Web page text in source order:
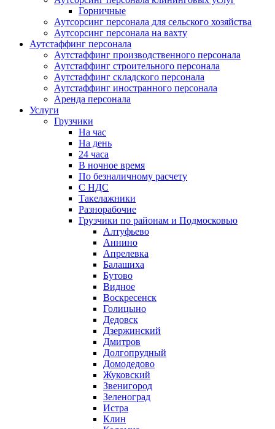
Горничные
Аутсорсинг персонала для сельского хозяйства
Аутсорсинг персонала на вахту
Аутстаффинг персонала
Аутстаффинг производственного персонала
Аутстаффинг строительного персонала
Аутстаффинг складского персонала
Аутстаффинг иностранного персонала
Аренда персонала
Услуги
Грузчики
На час
На день
24 часа
В ночное время
По безналичному расчету
С НДС
Такелажники
Разнорабочие
Грузчики по районам и Подмосковью
Алтуфьево
Аннино
Апрелевка
Балашиха
Бутово
Видное
Воскресенск
Голицыно
Дедовск
Дзержинский
Дмитров
Долгопрудный
Домодедово
Жуковский
Звенигород
Зеленоград
Истра
Клин